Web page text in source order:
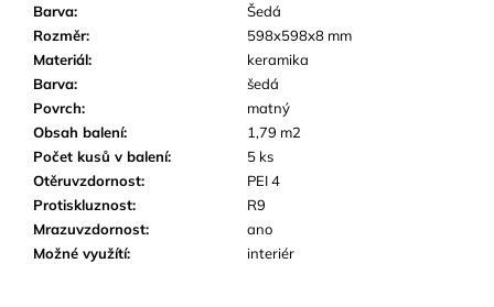
Barva:
Šedá
Rozměr:
598x598x8 mm
Materiál:
keramika
Barva:
šedá
Povrch:
matný
Obsah balení:
1,79 m2
Počet kusů v balení:
5 ks
Otěruvzdornost:
PEI 4
Protiskluznost:
R9
Mrazuvzdornost:
ano
Možné využítí: interiér
DLAŽBA
OBKLAD
SANDWOOD
BROWN
18,5X59,8
CM
IMITACE
DŘEVA
459
Kč